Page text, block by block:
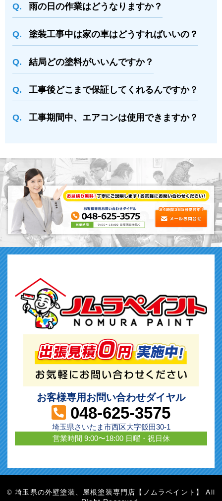
⾬の日の作業はどうなりますか？
塗装⼯事中は家の⾞はどうすればいいの？
結局どの塗料がいいんですか？
⼯事後どこまで保証してくれるんですか？
⼯事期間中、エアコンは使⽤できますか？
お客様専用お問い合わせダイヤル
048-625-3575
埼玉県さいたま市西区大字飯田30-1
営業時間 9:00〜18:00 日曜・祝日休
©埼玉県の外壁塗装、屋根塗装専門店【ノムラペイント】 All